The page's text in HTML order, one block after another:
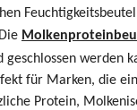
werden
für Marken, die
Protein,